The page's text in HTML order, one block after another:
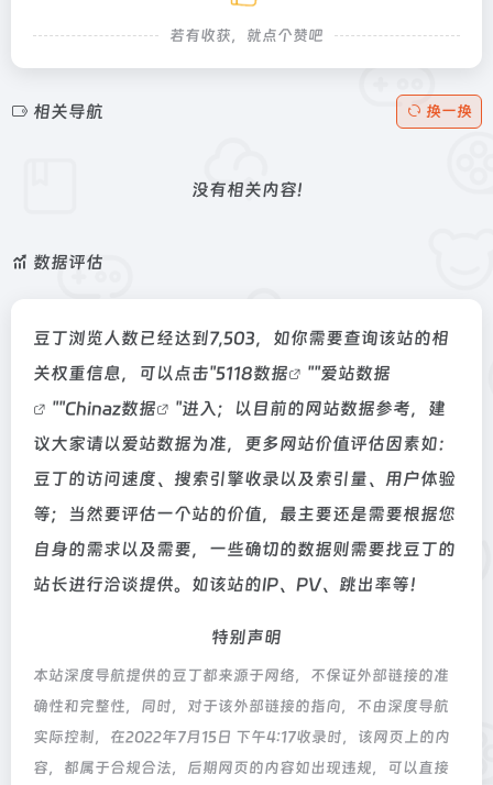
若有收获，就点个赞吧
相关导航 换一换
没有相关内容!
数据评估
豆丁浏览人数已经达到7,503，如你需要查询该站的相
关权重信息，可以点击"5118数据 ""爱站数据
""Chinaz数据
"进入；以目前的网站数据参考，建
议大家请以爱站数据为准，更多网站价值评估因素如：
豆丁的访问速度、搜索引擎收录以及索引量、用户体验
等；当然要评估一个站的价值，最主要还是需要根据您
自身的需求以及需要，一些确切的数据则需要找豆丁的
站长进行洽谈提供。如该站的IP、PV、跳出率等！
特别声明
本站深度导航提供的豆丁都来源于网络，不保证外部链接的准
确性和完整性，同时，对于该外部链接的指向，不由深度导航
实际控制，在2022年7月15日 下午4:17收录时，该网页上的内
容，都属于合规合法，后期网页的内容如出现违规，可以直接